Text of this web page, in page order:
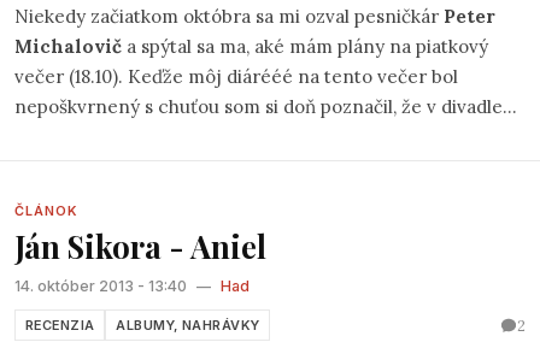
Niekedy začiatkom októbra sa mi ozval pesničkár Peter
Michalovič a spýtal sa ma, aké mám plány na piatkový
večer (18.10). Keďže môj diárééé na tento večer bol
nepoškvrnený s chuťou som si doň poznačil, že v divadle
ČLÁNOK
Ján Sikora - Aniel
14. október 2013 - 13:40 — Had
RECENZIA ALBUMY, NAHRÁVKY 2